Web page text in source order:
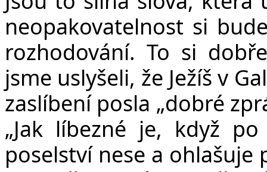
neopakovatelnost si
rozhodování. To si
jsme uslyšeli, že Ježíš v
zaslíbení posla „dobré
„Jak líbezné je, když
poselství nese a